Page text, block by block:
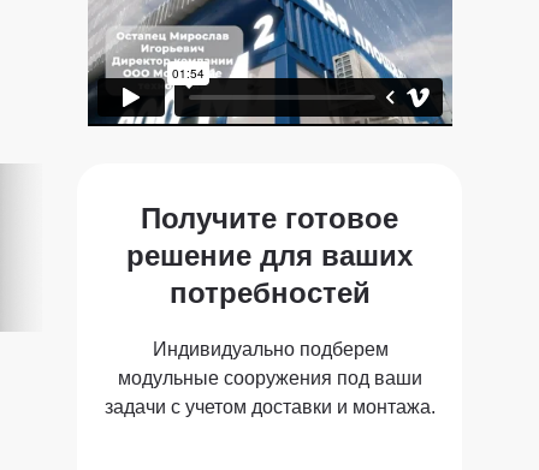
Жилые модули
Модуль
Получите готовое
решение для ваших
потребностей
Индивидуально подберем
модульные сооружения под ваши
задачи с учетом доставки и монтажа.